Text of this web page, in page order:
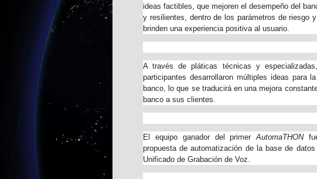
ideas factibles, que mejoren el desempeño del
y resilientes, dentro de los parámetros de riesgo
brinden una experiencia positiva al usuario.
A través de pláticas técnicas y
participantes desarrollaron múltiples ideas para
banco, lo que se traducirá en una mejora
banco a sus clientes.
El equipo ganador del primerAutomaTHON
propuesta de automatización de la base de
Unificado de Grabación de Voz.